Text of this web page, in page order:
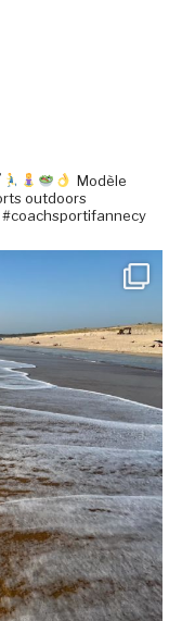
Modèle
outdoors
#coachsportifannecy